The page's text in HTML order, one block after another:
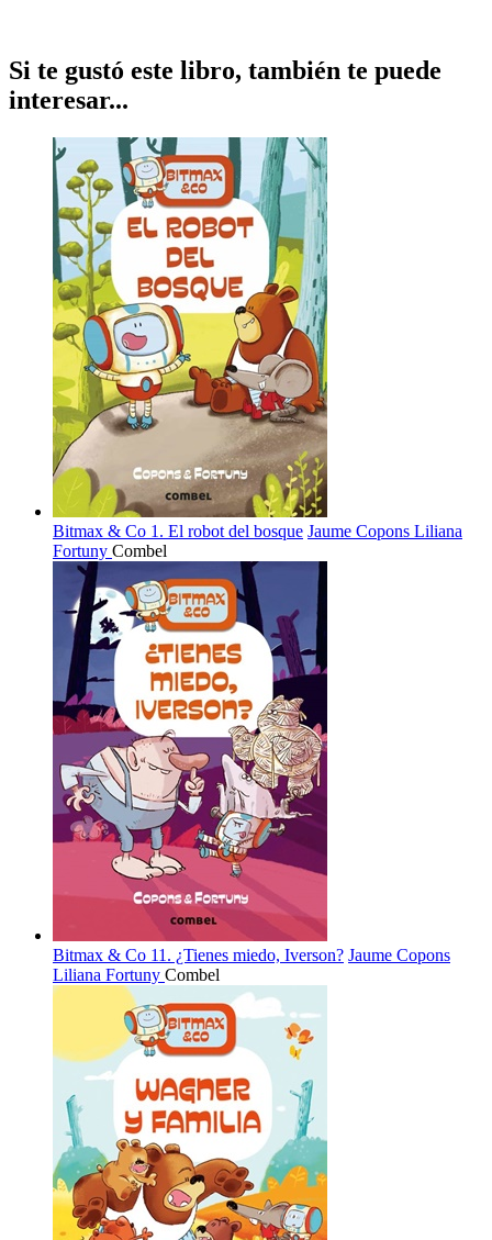
Si te gustó este libro, también te puede
interesar...
Bitmax & Co 1. El robot del bosque Jaume Copons Liliana
Fortuny Combel
Bitmax & Co 11. ¿Tienes miedo, Iverson? Jaume Copons
Liliana Fortuny Combel